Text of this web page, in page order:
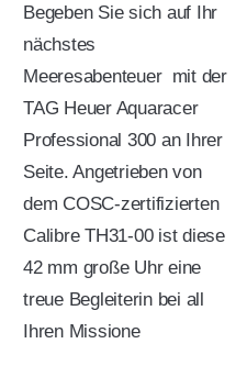
Begeben Sie sich auf Ihr
nächstes
Meeresabenteuer  mit der
TAG Heuer Aquaracer
Professional 300 an Ihrer
Seite. Angetrieben von
dem COSC-zertifizierten
Calibre TH31-00 ist diese
42 mm große Uhr eine
treue Begleiterin bei all
Ihren Missione